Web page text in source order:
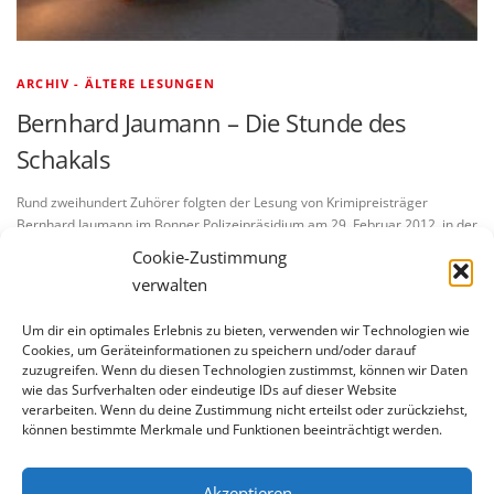
Cookie-Zustimmung
verwalten
Um dir ein optimales Erlebnis zu bieten, verwenden wir Technologien wie
Cookies, um Geräteinformationen zu speichern und/oder darauf
zuzugreifen. Wenn du diesen Technologien zustimmst, können wir Daten
wie das Surfverhalten oder eindeutige IDs auf dieser Website
verarbeiten. Wenn du deine Zustimmung nicht erteilst oder zurückziehst,
können bestimmte Merkmale und Funktionen beeinträchtigt werden.
ARCHIV - ÄLTERE LESUNGEN
Bernhard Jaumann – Die Stunde des
Schakals
Rund zweihundert Zuhörer folgten der Lesung von Krimipreisträger
Bernhard Jaumann im Bonner Polizeipräsidium am 29. Februar 2012, in der
der Autor auch von seinen Recherchen zu einem bis heute ungesühnten …
BLEIBE AUF DEM LAUFENDEN